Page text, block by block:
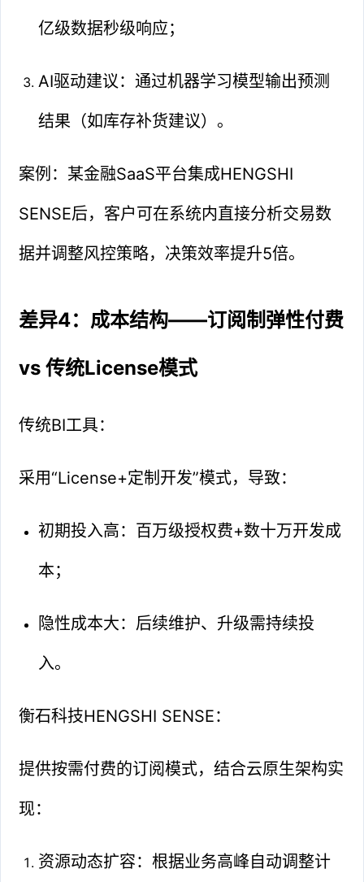
亿级数据秒级响应；
AI驱动建议：通过机器学习模型输出预测
结果（如库存补货建议）。
案例：某金融SaaS平台集成HENGSHI
SENSE后，客户可在系统内直接分析交易数
据并调整风控策略，决策效率提升5倍。
差异4：成本结构——订阅制弹性付费
vs 传统License模式
传统BI工具：
采用“License+定制开发”模式，导致：
初期投入高：百万级授权费+数十万开发成
本；
隐性成本大：后续维护、升级需持续投
入。
衡石科技HENGSHI SENSE：
提供按需付费的订阅模式，结合云原生架构实
现：
资源动态扩容：根据业务高峰自动调整计